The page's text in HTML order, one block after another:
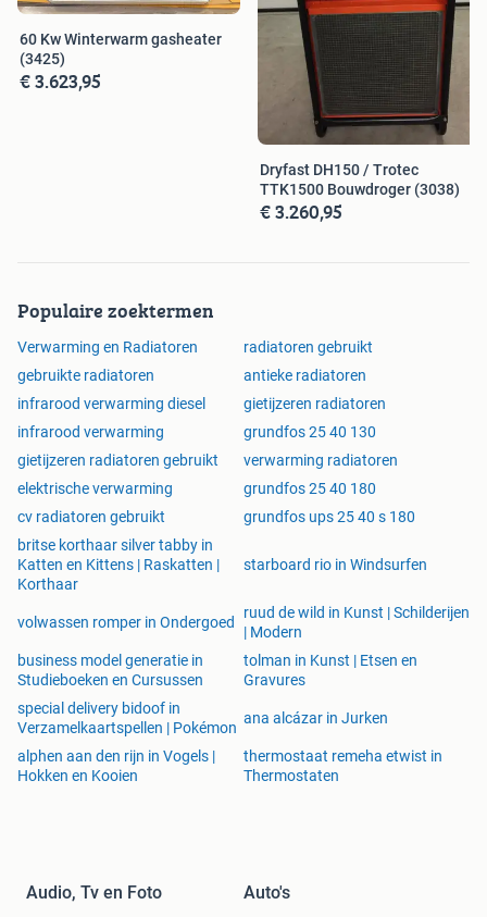
Bedrijfsheater Bedrijfs Loodsverwarming Loods
Verwarming Winkel Showroom Gasheater Gas
Aardgasheater Aardgas Propaanheater Propaan
Flessengas
60 Kw Winterwarm gasheater
(3425)
€ 3.623,95
Dryfast DH150 / Trotec
TTK1500 Bouwdroger (3038)
€ 3.260,95
Populaire zoektermen
Verwarming en Radiatoren
radiatoren gebruikt
gebruikte radiatoren
antieke radiatoren
infrarood verwarming diesel
gietijzeren radiatoren
infrarood verwarming
grundfos 25 40 130
gietijzeren radiatoren gebruikt
verwarming radiatoren
elektrische verwarming
grundfos 25 40 180
cv radiatoren gebruikt
grundfos ups 25 40 s 180
britse korthaar silver tabby in
Katten en Kittens | Raskatten |
Korthaar
starboard rio in Windsurfen
volwassen romper in Ondergoed
ruud de wild in Kunst | Schilderijen
| Modern
business model generatie in
Studieboeken en Cursussen
tolman in Kunst | Etsen en
Gravures
special delivery bidoof in
Verzamelkaartspellen | Pokémon
ana alcázar in Jurken
alphen aan den rijn in Vogels |
Hokken en Kooien
thermostaat remeha etwist in
Thermostaten
Audio, Tv en Foto Auto's